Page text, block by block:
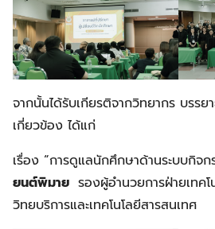
จากนั้นได้รับเกียรติจากวิทยากร บรรย
เกี่ยวข้อง ได้แก่
เรื่อง “การดูแลนักศึกษาด้านระบบกิจก
ยนต์พิมาย รองผู้อำนวยการฝ่ายเทค
วิทยบริการและเทคโนโลยีสารสนเทศ